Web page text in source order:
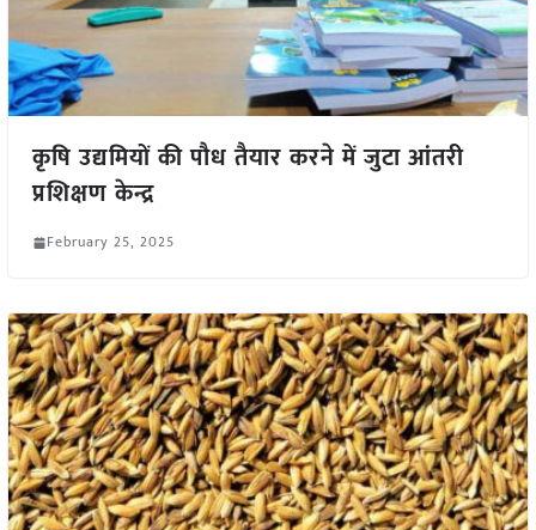
कृषि उद्यमियों की पौध तैयार करने में जुटा आंतरी
प्रशिक्षण केन्द्र
February 25, 2025